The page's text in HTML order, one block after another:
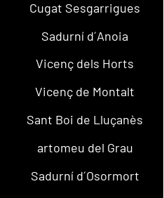
Cugat Sesgarrigues
Sadurní d´Anoia
Vicenç dels Horts
Vicenç de Montalt
Sant Boi de Lluçanès
artomeu del Grau
Sadurní d´Osormort